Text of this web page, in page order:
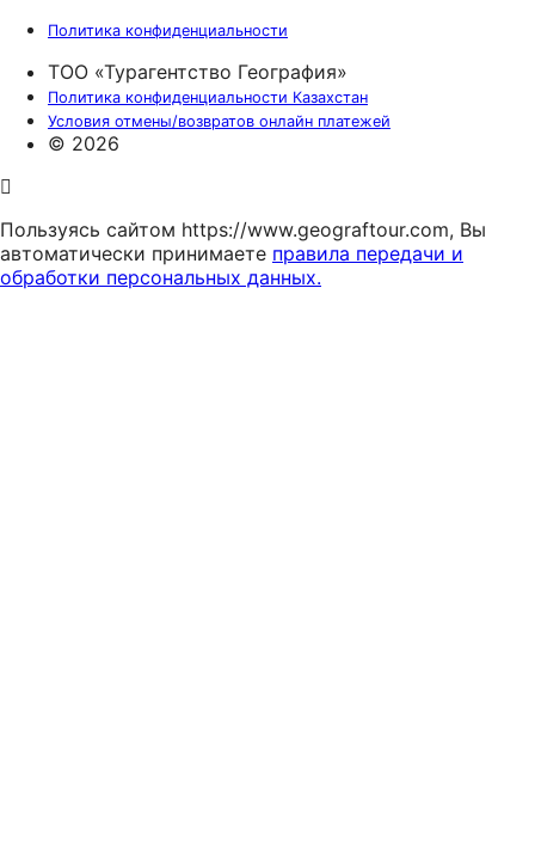
Политика конфиденциальности
ТОО «Турагентство География»
Политика конфиденциальности Казахстан
Условия отмены/возвратов онлайн платежей
© 2026
Пользуясь сайтом https://www.geograftour.com, Вы
автоматически принимаете правила передачи и
обработки персональных данных.